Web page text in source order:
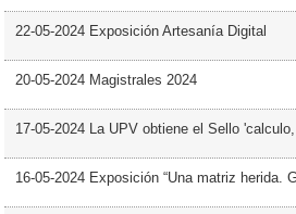
22-05-2024 Exposición Artesanía Digital
20-05-2024 Magistrales 2024
17-05-2024 La UPV obtiene el Sello
16-05-2024 Exposición “Una matriz herida.